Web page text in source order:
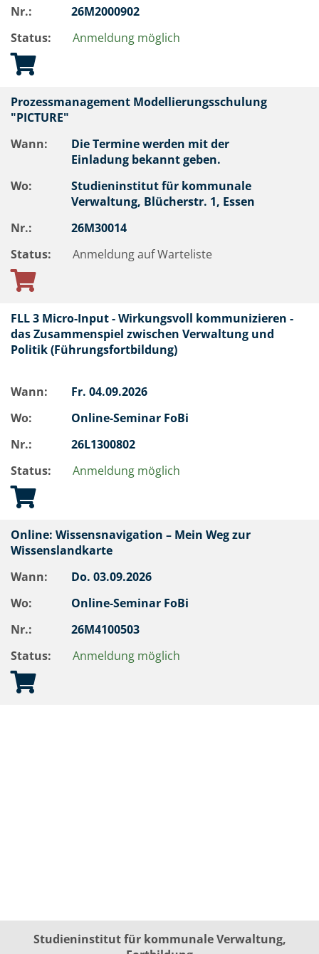
Nr.:
26M2000902
Status:
Anmeldung möglich
Prozessmanagement Modellierungsschulung
"PICTURE"
Wann:
Die Termine werden mit der
Einladung bekannt geben.
Wo:
Studieninstitut für kommunale
Verwaltung, Blücherstr. 1, Essen
Nr.:
26M30014
Status:
Anmeldung auf Warteliste
FLL 3 Micro-Input - Wirkungsvoll kommunizieren -
das Zusammenspiel zwischen Verwaltung und
Politik (Führungsfortbildung)
Wann: Fr. 04.09.2026
Wo:
Online-Seminar FoBi
Nr.:
26L1300802
Status:
Anmeldung möglich
Online: Wissensnavigation – Mein Weg zur
Wissenslandkarte
Wann:
Do. 03.09.2026
Wo:
Online-Seminar FoBi
Nr.:
26M4100503
Status:
Anmeldung möglich
Studieninstitut für kommunale Verwaltung,